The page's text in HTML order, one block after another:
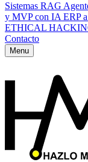
Sistemas RAG
y MVP con IA ERP
ETHICAL
Contacto
Menu